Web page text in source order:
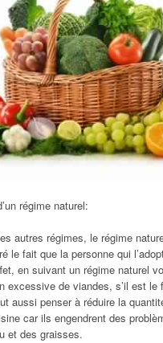
régime naturel:
autres régimes, le régime
le fait que la personne qui
en suivant un régime naturel
excessive de viandes, s’il est le
aussi penser à réduire la
car ils engendrent des
et des graisses.